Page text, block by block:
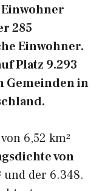
285
Einwohner.
Platz 9.293
Gemeinden in
6,52 km²
von
und der 6.348.